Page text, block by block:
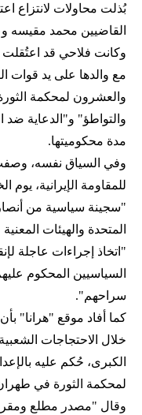
بُذلت محاولات لانتزاع
القاضيين محمد مقيسه
مع والدها على يد قوات
والعشرون لمحكمة
والتواطؤ" و"الدعاية ضد
مدة محكوميتها.
وفي السياق نفسه،
"سجينة سياسية من
المتحدة والهيئات
"اتخاذ إجراءات عاجلة
السياسيين المحكوم
سراحهم".
كما أفاد موقع "هرانا"
خلال الاحتجاجات
الكبرى، حُكم عليه
لمحكمة الثورة في
وقال "مصدر مطلع